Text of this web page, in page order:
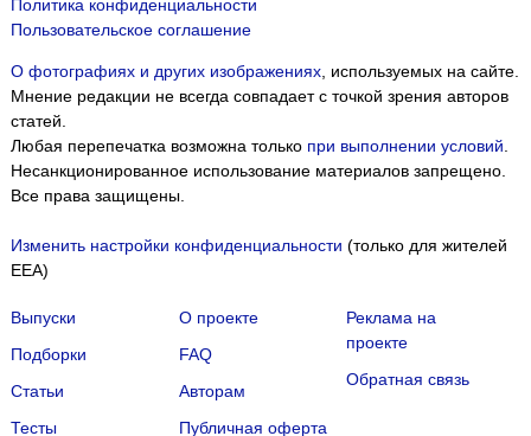
Политика конфиденциальности
Пользовательское соглашение
О фотографиях и других изображениях, используемых на сайте.
Мнение редакции не всегда совпадает с точкой зрения авторов
статей.
Любая перепечатка возможна только при выполнении условий
Несанкционированное использование материалов запрещено.
Все права защищены.
Изменить настройки конфиденциальности (только для жителей
EEA)
Выпуски
Подборки
Статьи
Тесты
О проекте
FAQ
Авторам
Публичная оферта
Реклама на
проекте
Обратная связь